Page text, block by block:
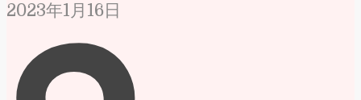
2023年1月16日